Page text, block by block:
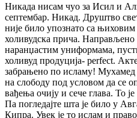
Никада нисам чуо за Исил и
септембар. Никад. Друштво
није било упознато са
холивудска прича.
наранџастим униформама,
холивуд продуција- perfect.
забрањено по исламу! Мухамед
на слободу под условом да се
вађења очију и сече глава. То
Па погледајте шта је било у
Кипра. Увек је то ислам и